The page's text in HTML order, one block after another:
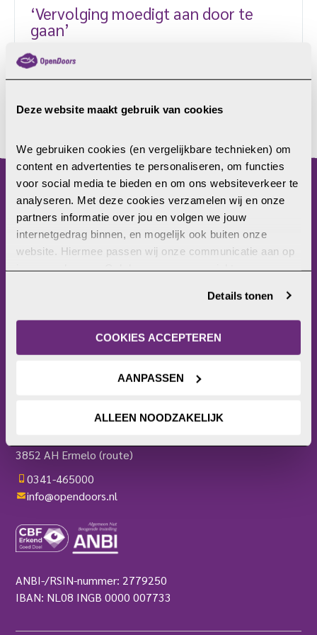
Deze website maakt gebruik van cookies
We gebruiken cookies (en vergelijkbare technieken) om
content en advertenties te personaliseren, om functies
voor social media te bieden en om ons websiteverkeer te
analyseren. Met deze cookies verzamelen wij en onze
partners informatie over jou en volgen we jouw
internetgedrag binnen, en mogelijk ook buiten onze
website. Hiermee passen wij onze communicatie aan op
jouw voorkeuren. Ook kunnen we zo gerichte
internetgedrag. Je kunt je toestemming ook altijd wijzigen
of intrekken. Meer uitleg vind je in onze
privacyverklaring.
Details tonen
COOKIES ACCEPTEREN
AANPASSEN
ALLEEN NOODZAKELIJK
‘Vervolging moedigt aan door te
gaan’
In de week van de Tweede Kamerverkiezingen
spreekt Open Doors met Joël Voordewind, warm
christenen en vertrekkend Kamerlid. Hij was bijna
vijftien jaar kamerlid voor de ChristenUnie en
van 9 tot 5. Je bent in het weekend altijd wel bezig.
In de vakanties lopen dingen door. Met name als het
gaat om godsdienstvrijheid. Als mensen in […]
menu
Home
Christenvervolging
Wat kun jij doen?
Bezoekerscentrum
Actieplatform
Webshop
3852 AH Ermelo(route)
0341-465000
info@opendoors.nl
ANBI-/RSIN-nummer: 2779250
IBAN: NL08 INGB 0000 007733